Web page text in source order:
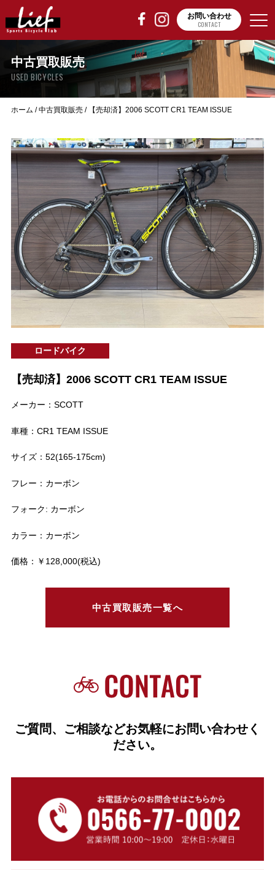
お問い合わせ
CONTACT
中古買取販売
USED BICYCLES
ホーム /中古買取販売/ 【売却済】2006 SCOTT CR1 TEAM ISSUE
ロードバイク
【売却済】2006 SCOTT CR1 TEAM ISSUE
メーカー：SCOTT
車種：CR1 TEAM ISSUE
サイズ：52(165-175cm)
フレー：カーボン
フォーク: カーボン
カラー：カーボン
価格：￥128,000(税込)
中古買取販売一覧へ
ご質問、ご相談などお気軽にお問い合わせく
ださい。